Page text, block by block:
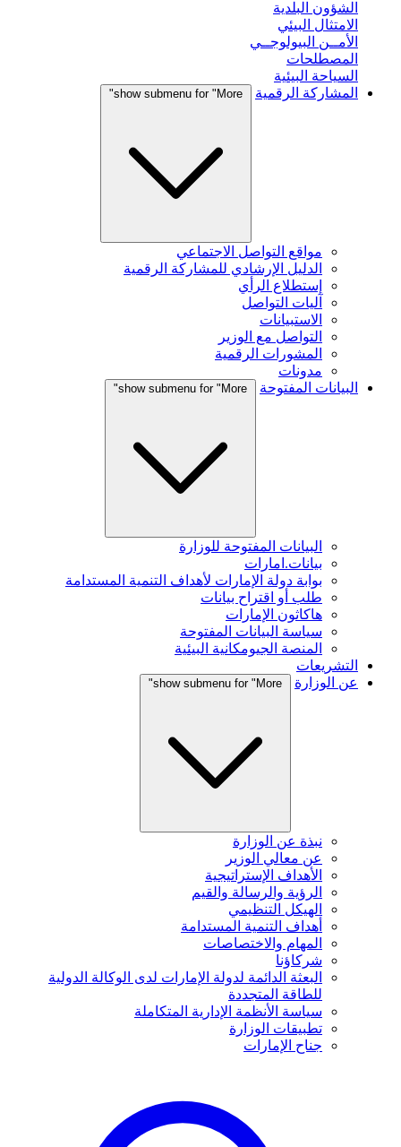
الشؤون البلدية
الامتثال البيئي
الأمــن البيولوجــي
المصطلحات
السياحة البيئية
المشاركة الرقمية
show submenu for "More"
مواقع التواصل الاجتماعي
الدليل الإرشادي للمشاركة الرقمية
إستطلاع الرأي
آليات التواصل
الاستبيانات
التواصل مع الوزير
المشورات الرقمية
مدونات
البيانات المفتوحة
show submenu for "More"
البيانات المفتوحة للوزارة
بيانات.امارات
بوابة دولة الإمارات لأهداف التنمية المستدامة
طلب أو اقتراح بيانات
هاكاثون الإمارات
سياسة البيانات المفتوحة
المنصة الجيومكانية البيئية
التشريعات
عن الوزارة
show submenu for "More"
نبذة عن الوزارة
عن معالي الوزير
الأهداف الإستراتيجية
الرؤية والرسالة والقيم
الهيكل التنظيمي
أهداف التنمية المستدامة
المهام والاختصاصات
شركاؤنا
البعثة الدائمة لدولة الإمارات لدى الوكالة الدولية
للطاقة المتجددة
سياسة الأنظمة الإدارية المتكاملة
تطبيقات الوزارة
جناح الإمارات